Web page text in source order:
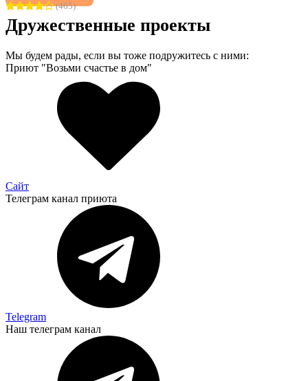
(465)
Дружественные проекты
Мы будем рады, если вы тоже подружитесь с ними:
Приют "Возьми счастье в дом"
Сайт
Телеграм канал приюта
Telegram
Наш телеграм канал